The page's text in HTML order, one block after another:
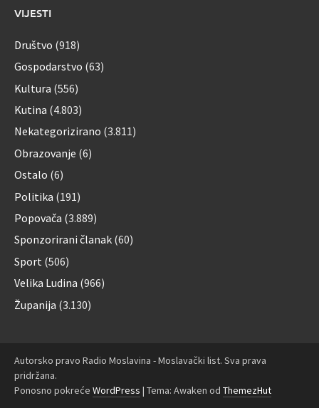
VIJESTI
Društvo (918)
Gospodarstvo (63)
Kultura (556)
Kutina (4.803)
Nekategorizirano (3.811)
Obrazovanje (6)
Ostalo (6)
Politika (191)
Popovača (3.889)
Sponzorirani članak (60)
Sport (506)
Velika Ludina (966)
Županija (3.130)
Autorsko pravo Radio Moslavina - Moslavački list. Sva prava
pridržana.
Ponosno pokreće WordPress | Tema: Awaken od ThemezHut